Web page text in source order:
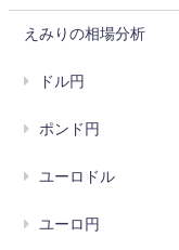
えみりの相場分析
ドル円
ポンド円
ユーロドル
ユーロ円